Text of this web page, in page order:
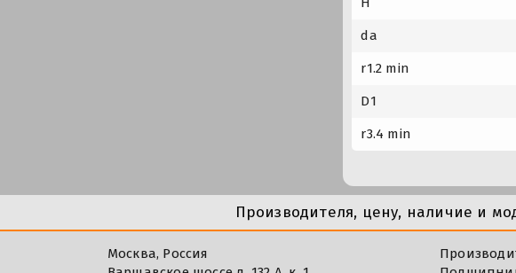
da
r1.2 min
D1
r3.4 min
Производителя, цену, наличие и
Москва, Россия